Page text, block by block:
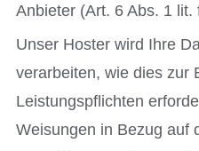
Anbieter (Art. 6 Abs. 1 lit.
Unser Hoster wird Ihre
verarbeiten, wie dies zur
Leistungspflichten
Weisungen in Bezug auf